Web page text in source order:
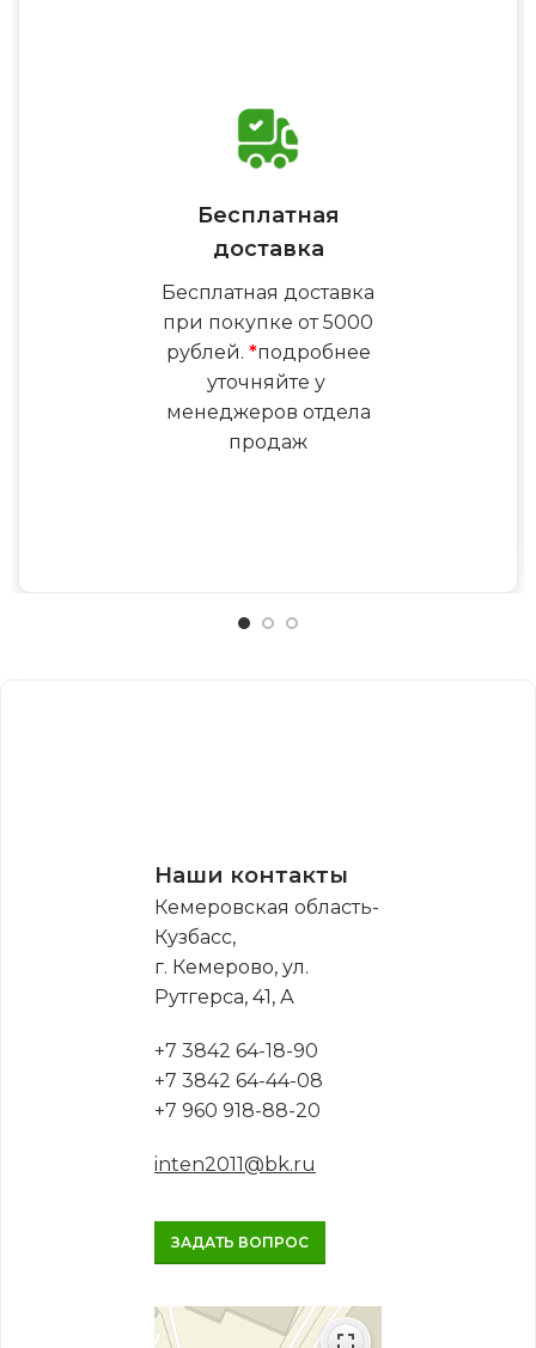
Бесплатная
доставка
Бесплатная доставка
при покупке от 5000
рублей. *подробнее
уточняйте у
менеджеров отдела
продаж
Наши контакты
Кемеровская область-
Кузбасс,
г. Кемерово, ул.
Рутгерса, 41, А
+7 3842 64-18-90
+7 3842 64-44-08
+7 960 918-88-20
inten2011@bk.ru
ЗАДАТЬ ВОПРОС